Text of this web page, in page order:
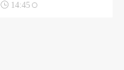
 14:45